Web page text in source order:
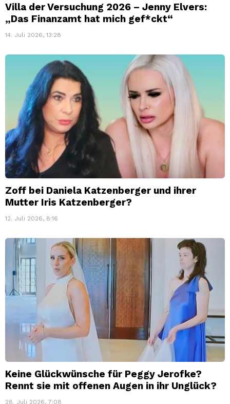
Villa der Versuchung 2026 – Jenny Elvers:
„Das Finanzamt hat mich gef*ckt“
14. Juli 2026, 13:28
Zoff bei Daniela Katzenberger und ihrer
Mutter Iris Katzenberger?
12. Juli 2026, 8:16
Keine Glückwünsche für Peggy Jerofke?
Rennt sie mit offenen Augen in ihr Unglück?
28. Juli 2026, 7:08